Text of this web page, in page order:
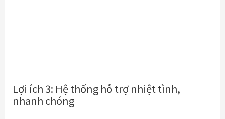
Lợi ích 3: Hệ thống hỗ trợ nhiệt tình,
nhanh chóng